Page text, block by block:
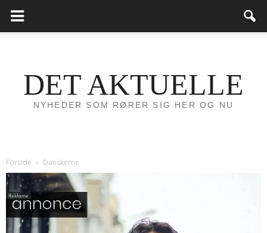
DET AKTUELLE
NYHEDER SOM RØRER SIG HER OG NU
Forside Danskerne